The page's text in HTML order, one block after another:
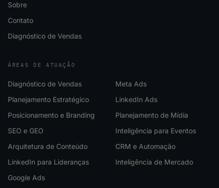
Sobre
Contato
Diagnóstico de Vendas
ÁREAS DE ATUAÇÃO
Diagnóstico de Vendas
Planejamento Estratégico
Posicionamento e Branding
SEO e GEO
Arquitetura de Conteúdo
LinkedIn para Lideranças
Google Ads
Meta Ads
LinkedIn Ads
Planejamento de Mídia
Inteligência para Eventos
CRM e Automação
Inteligência de Mercado